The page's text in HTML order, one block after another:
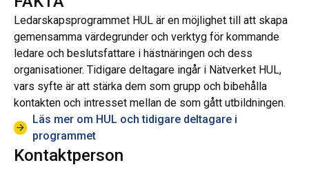
Ledarskapsprogrammet HUL är en möjlighet till att skapa
gemensamma värdegrunder och verktyg för kommande
ledare och beslutsfattare i hästnäringen och dess
organisationer. Tidigare deltagare ingår i Nätverket HUL,
vars syfte är att stärka dem som grupp och bibehålla
kontakten och intresset mellan de som gått utbildningen.
Läs mer om HUL och tidigare deltagare i
programmet
Kontaktperson